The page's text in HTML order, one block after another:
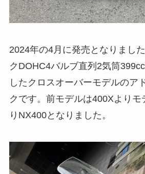
2024年の4月に発売となりまし
クDOHC4バルブ直列2気筒
したクロスオーバーモデルのア
クです。前モデルは400Xよりモ
りNX400となりました。